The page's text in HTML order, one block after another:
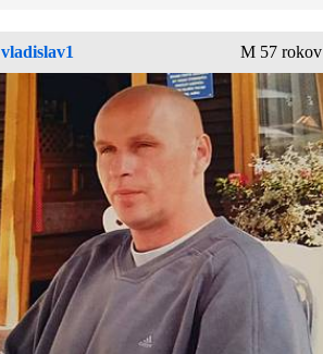
vladislav1 M 57 rokov